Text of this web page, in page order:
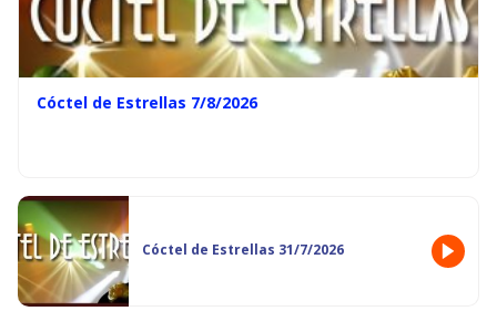
Cóctel de Estrellas 7/8/2026
Cóctel de Estrellas 31/7/2026